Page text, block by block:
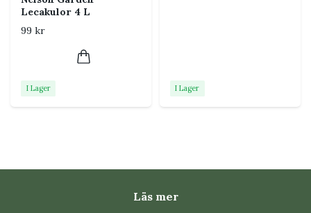
Lecakulor 4 L
99 kr
I Lager I Lager
Läs mer